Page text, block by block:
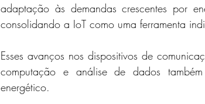
adaptação às demandas crescentes por
consolidando a IoT como uma ferramenta
Esses avanços nos dispositivos de
computação e análise de dados
energético.